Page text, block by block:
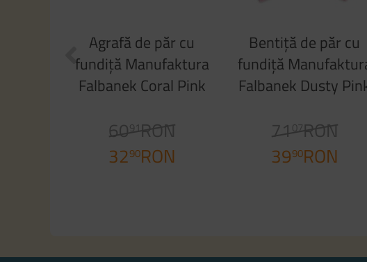
Agrafă de păr cu
fundiţă Manufaktura
Falbanek Coral Pink
6091RON
3290RON
Bentiță de păr cu
fundiță
Falbanek Dusty
7107RON
3990RON